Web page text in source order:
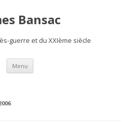
Bansac
guerre et du XXIème siècle
Menu Aller
contenu